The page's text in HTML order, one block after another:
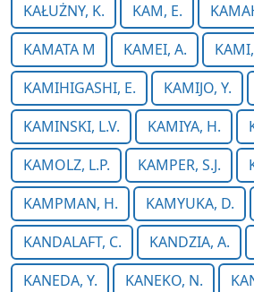
KAŁUŻNY, K.
KAM, E.
KAMATA M
KAMEI, A.
KAMIHIGASHI, E.
KAMIJO, Y.
KAMINSKI, L.V.
KAMIYA, H.
KAMOLZ, L.P.
KAMPER, S.J.
KAMPMAN, H.
KAMYUKA, D.
KANDALAFT, C.
KANDZIA, A.
KANEDA, Y.
KANEKO, N.